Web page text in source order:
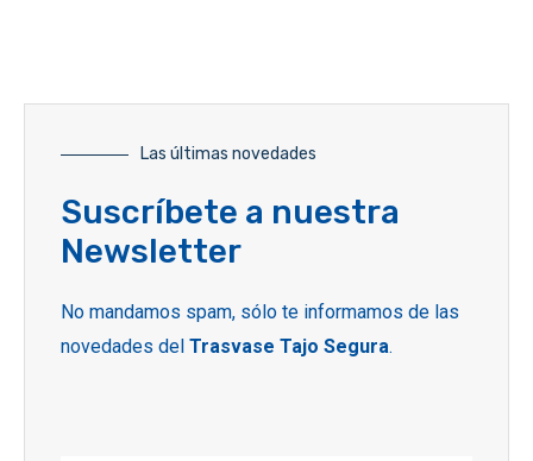
Las últimas novedades
Suscríbete a nuestra
Newsletter
No mandamos spam, sólo te informamos de las
novedades del Trasvase Tajo Segura.